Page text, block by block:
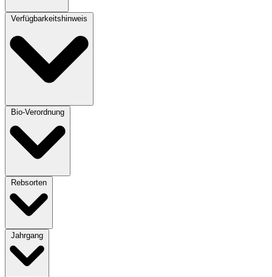
Verfügbarkeitshinweis
Bio-Verordnung
Rebsorten
Jahrgang